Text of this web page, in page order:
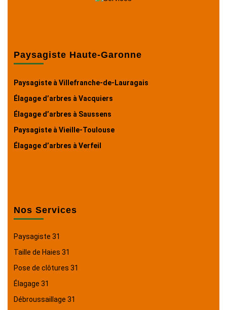
Paysagiste Haute-Garonne
Paysagiste à Villefranche-de-Lauragais
Élagage d’arbres à Vacquiers
Élagage d’arbres à Saussens
Paysagiste à Vieille-Toulouse
Élagage d’arbres à Verfeil
Nos Services
Paysagiste 31
Taille de Haies 31
Pose de clôtures 31
Élagage 31
Débroussaillage 31